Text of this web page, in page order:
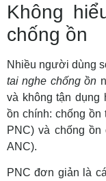
Không
chống ồn
Nhiều người dùng
tai nghe chống ồn
và không tận dụng
ồn chính: chống ồn
PNC) và chống
ANC).
PNC đơn giản là